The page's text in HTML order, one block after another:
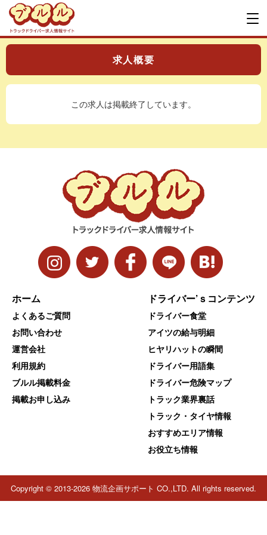
求人概要
この求人は掲載終了しています。
ホーム
よくあるご質問
お問い合わせ
運営会社
利用規約
ブルル掲載料金
掲載お申し込み
ドライバー’ｓコンテンツ
ドライバー食堂
アイツの給与明細
ヒヤリハットの瞬間
ドライバー用語集
ドライバー危険マップ
トラック業界裏話
トラック・タイヤ情報
おすすめエリア情報
お役立ち情報
Copyright © 2013-2026 物流企画サポート CO.,LTD. All rights reserved.